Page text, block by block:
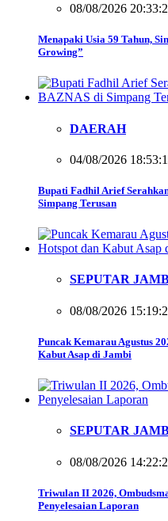
08/08/2026
Menapaki Usia 59 Tahun,
Growing”
DAERAH
04/08/2026
Bupati Fadhil Arief
Simpang Terusan
SEPUTAR
08/08/2026
Puncak Kemarau Agustus
Kabut Asap di Jambi
SEPUTAR
08/08/2026
Triwulan II 2026,
Penyelesaian Laporan